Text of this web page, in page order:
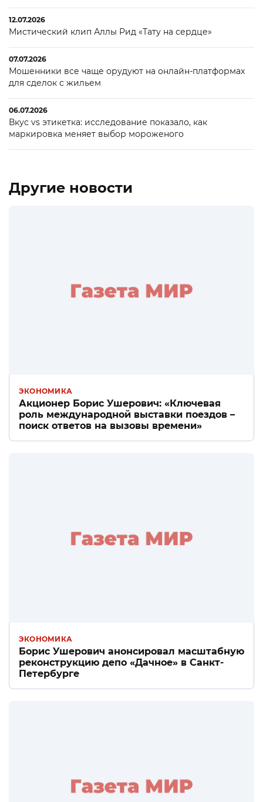
12.07.2026
Мистический клип Аллы Рид «Тату на сердце»
07.07.2026
Мошенники все чаще орудуют на онлайн-платформах
для сделок с жильем
06.07.2026
Вкус vs этикетка: исследование показало, как
маркировка меняет выбор мороженого
Другие новости
ЭКОНОМИКА
Акционер Борис Ушерович: «Ключевая
роль международной выставки поездов –
поиск ответов на вызовы времени»
ЭКОНОМИКА
Борис Ушерович анонсировал масштабную
реконструкцию депо «Дачное» в Санкт-
Петербурге